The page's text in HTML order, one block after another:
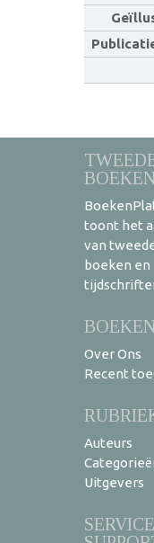
toont het
van
boeken en
Over Ons
Recent
Auteurs
Uitgevers